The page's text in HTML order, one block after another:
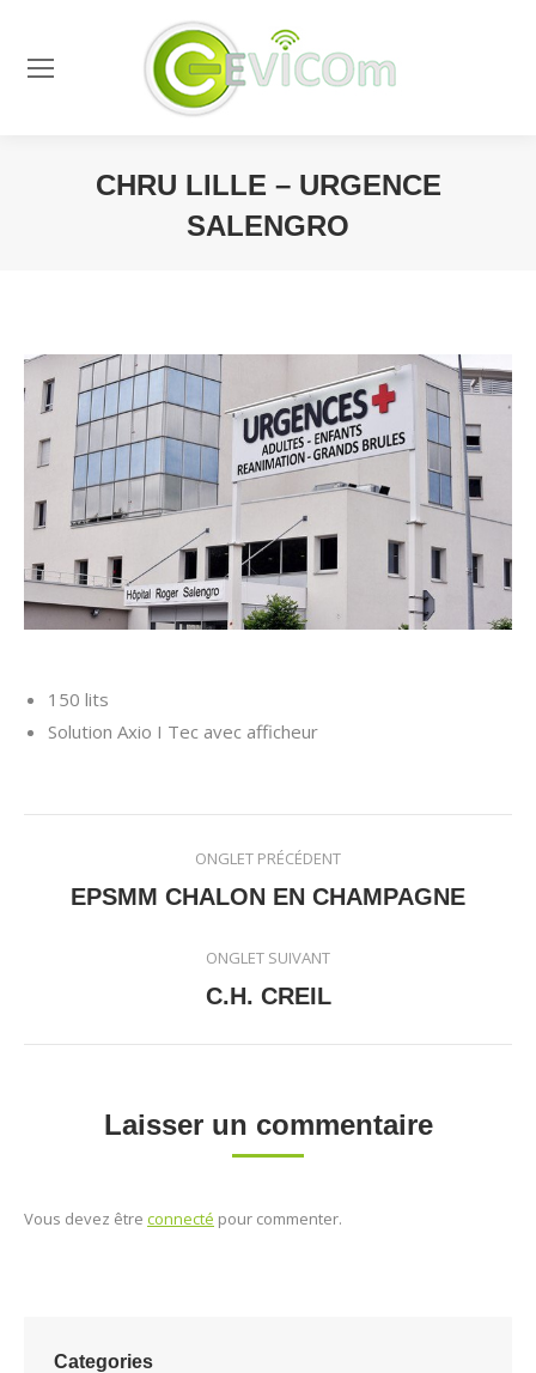
CHRU LILLE – URGENCE
SALENGRO
150 lits
Solution Axio I Tec avec afficheur
commentaire
ONGLET PRÉCÉDENT
Onglet
EPSMM CHALON EN CHAMPAGNE
ONGLET SUIVANT
Onglet
C.H. CREIL
Laisser un commentaire
Vous devez être connecté pour commenter.
Categories